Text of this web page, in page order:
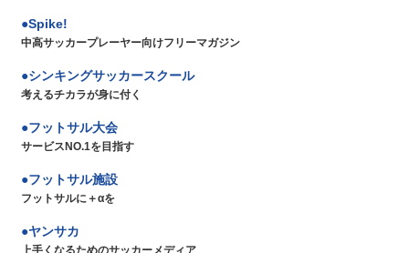
Spike!
中高サッカープレーヤー向けフリーマガジン
シンキングサッカースクール
考えるチカラが身に付く
フットサル大会
サービスNO.1を目指す
フットサル施設
フットサルに＋αを
ヤンサカ
上手くなるためのサッカーメディア